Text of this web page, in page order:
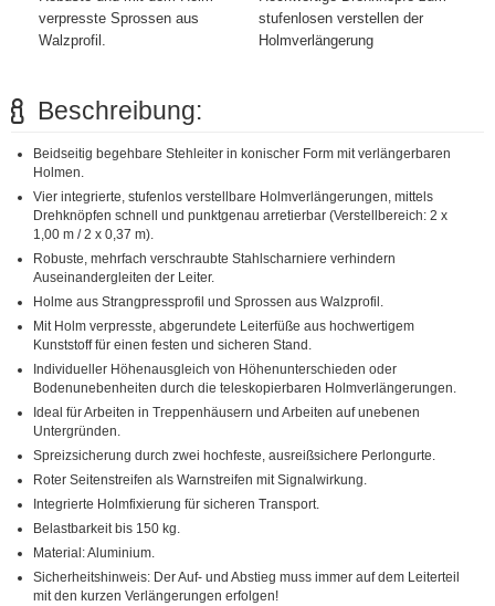
verpresste Sprossen aus
Walzprofil.
stufenlosen verstellen der
Holmverlängerung
Beschreibung:
Beidseitig begehbare Stehleiter in konischer Form mit verlängerbaren
Holmen.
Vier integrierte, stufenlos verstellbare Holmverlängerungen, mittels
Drehknöpfen schnell und punktgenau arretierbar (Verstellbereich: 2 x
1,00 m / 2 x 0,37 m).
Robuste, mehrfach verschraubte Stahlscharniere verhindern
Auseinandergleiten der Leiter.
Holme aus Strangpressprofil und Sprossen aus Walzprofil.
Mit Holm verpresste, abgerundete Leiterfüße aus hochwertigem
Kunststoff für einen festen und sicheren Stand.
Individueller Höhenausgleich von Höhenunterschieden oder
Bodenunebenheiten durch die teleskopierbaren Holmverlängerungen.
Ideal für Arbeiten in Treppenhäusern und Arbeiten auf unebenen
Untergründen.
Spreizsicherung durch zwei hochfeste, ausreißsichere Perlongurte.
Roter Seitenstreifen als Warnstreifen mit Signalwirkung.
Integrierte Holmfixierung für sicheren Transport.
Belastbarkeit bis 150 kg.
Material: Aluminium.
Sicherheitshinweis: Der Auf- und Abstieg muss immer auf dem Leiterteil
mit den kurzen Verlängerungen erfolgen!